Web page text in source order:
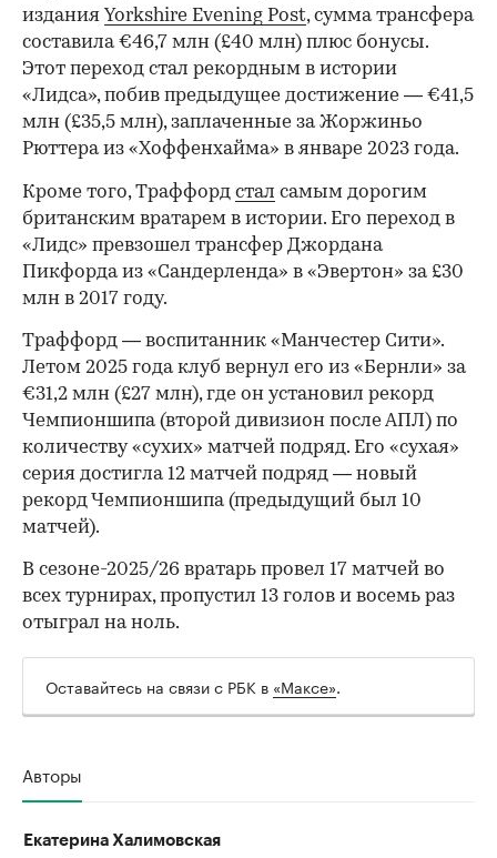
издания Yorkshire Evening Post, сумма трансфера
составила €46,7 млн (£40 млн) плюс бонусы.
Этот переход стал рекордным в истории
«Лидса», побив предыдущее достижение — €41,5
млн (£35,5 млн), заплаченные за Жоржиньо
Рюттера из «Хоффенхайма» в январе 2023 года.
00:00
Кроме того, Траффорд стал самым дорогим
британским вратарем в истории. Его переход в
«Лидс» превзошел трансфер Джордана
Пикфорда из «Сандерленда» в «Эвертон» за £30
млн в 2017 году.
Траффорд — воспитанник «Манчестер Сити».
Летом 2025 года клуб вернул его из «Бернли» за
€31,2 млн (£27 млн), где он установил рекорд
Чемпионшипа (второй дивизион после АПЛ) по
количеству «сухих» матчей подряд. Его «сухая»
серия достигла 12 матчей подряд — новый
рекорд Чемпионшипа (предыдущий был 10
матчей).
В сезоне-2025/26 вратарь провел 17 матчей во
всех турнирах, пропустил 13 голов и восемь раз
отыграл на ноль.
Оставайтесь на связи с РБК в «Максе».
Авторы
Екатерина Халимовская